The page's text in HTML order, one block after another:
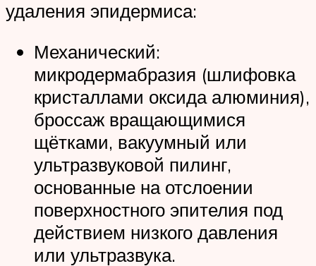
удаления эпидермиса:
Механический:
микродермабразия (шлифовка
кристаллами оксида алюминия),
броссаж вращающимися
щётками, вакуумный или
ультразвуковой пилинг,
основанные на отслоении
поверхностного эпителия под
действием низкого давления
или ультразвука.